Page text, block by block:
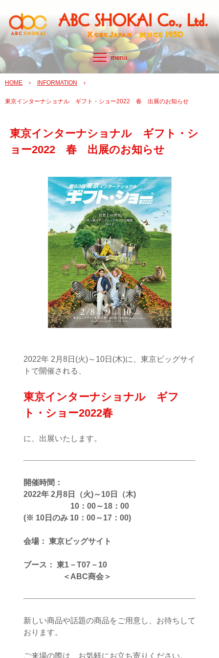
HOME › INFORMATION ›
東京インターナショナル ギフト・ショー2022 春 出展のお知らせ
東京インターナショナル ギフト・シ
ョー2022 春 出展のお知らせ
2022年 2月8日(火)～10日(木)に、東京ビッグサイ
トで開催される、
東京インターナショナル ギフ
ト・ショー2022春
に、出展いたします。
開催時間：
2022年 2月8日（火)～10日（木)
10：00～18：00
(※ 10日のみ 10：00～17：00)
会場： 東京ビッグサイト
ブース： 東1－T07－10
＜ABC商会＞
新しい商品や話題の商品をご用意し、お待ちして
おります。
ご来場の際は、お気軽にお立ち寄りください。